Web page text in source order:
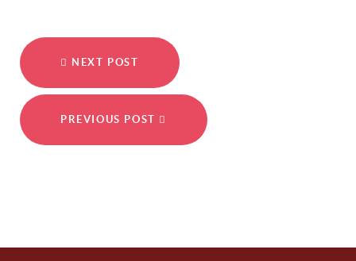
NEXT POST
PREVIOUS POST